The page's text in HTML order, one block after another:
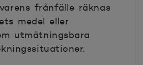
frånfälle räknas
medel eller
utmätningsbara